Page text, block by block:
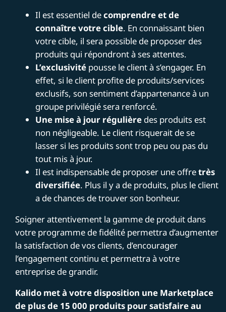
Il est essentiel decomprendre et de
connaître votre cible. En connaissant bien
votre cible, il sera possible de proposer des
produits qui répondront à ses attentes.
L’exclusivité pousse le client à s’engager. En
effet, si le client profite de produits/services
exclusifs, son sentiment d’appartenance à un
groupe privilégié sera renforcé.
Une mise à jour régulière des produits est
non négligeable. Le client risquerait de se
lasser si les produits sont trop peu ou pas du
tout mis à jour.
Il est indispensable de proposer une offretrès
diversifiée. Plus il y a de produits, plus le client
a de chances de trouver son bonheur.
Soigner attentivement la gamme de produit dans
votre programme de fidélité permettra d’augmenter
la satisfaction de vos clients, d’encourager
l’engagement continu et permettra à votre
entreprise de grandir.
Kalido met à votre disposition une Marketplace
de plus de 15 000 produits pour satisfaire au